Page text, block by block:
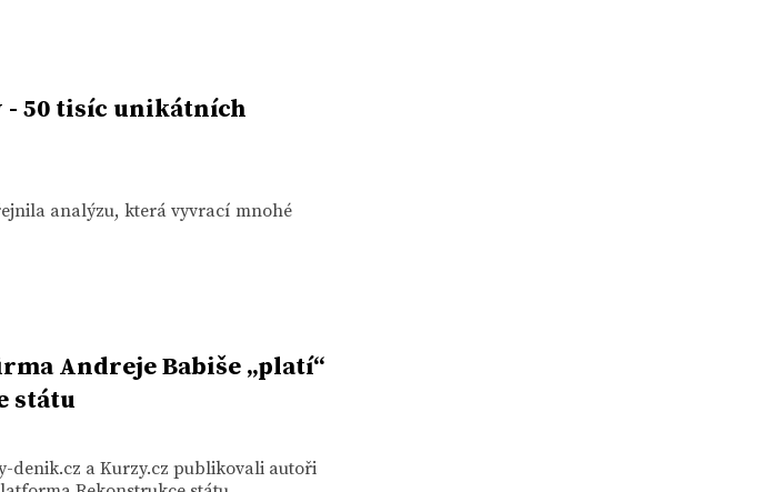
50 tisíc unikátních
analýzu, která vyvrací mnohé
Andreje Babiše „platí“
státu
denik.cz a Kurzy.cz publikovali autoři